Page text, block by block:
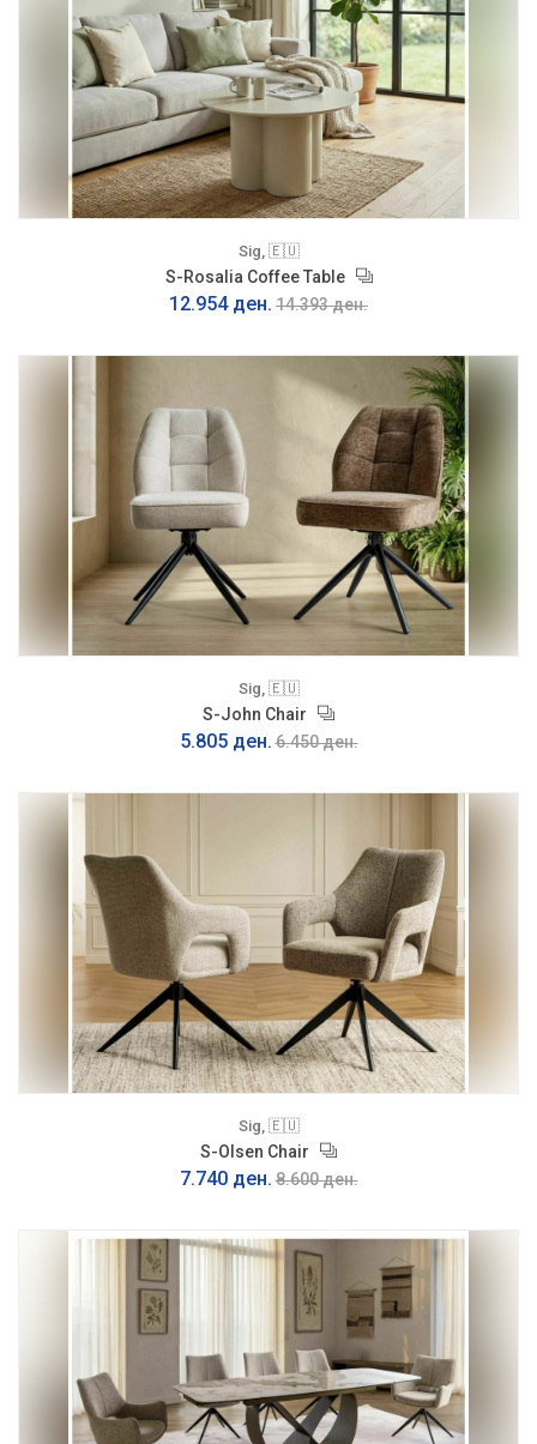
Sig, 🇪🇺
S-Rosalia Coffee Table
12.954 ден. 14.393 ден.
Sig, 🇪🇺
S-John Chair
5.805 ден. 6.450 ден.
Sig, 🇪🇺
S-Olsen Chair
7.740 ден. 8.600 ден.